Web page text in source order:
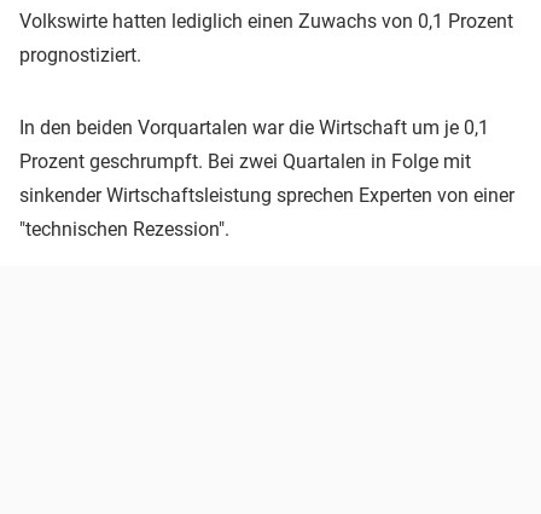
Volkswirte hatten lediglich einen Zuwachs von 0,1 Prozent
prognostiziert.
In den beiden Vorquartalen war die Wirtschaft um je 0,1
Prozent geschrumpft. Bei zwei Quartalen in Folge mit
sinkender Wirtschaftsleistung sprechen Experten von einer
"technischen Rezession".